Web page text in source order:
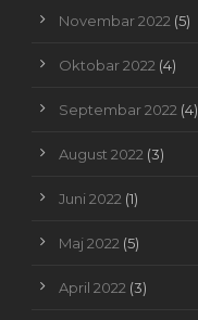
Novembar 2022 (5)
Oktobar 2022 (4)
Septembar 2022 (4)
August 2022 (3)
Juni 2022 (1)
Maj 2022 (5)
April 2022 (3)